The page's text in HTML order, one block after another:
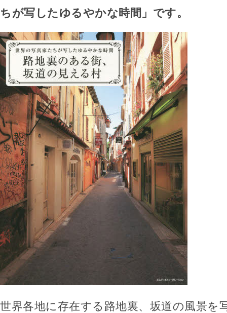
ちが写したゆるやかな時間」です。
世界各地に存在する路地裏、坂道の風景を